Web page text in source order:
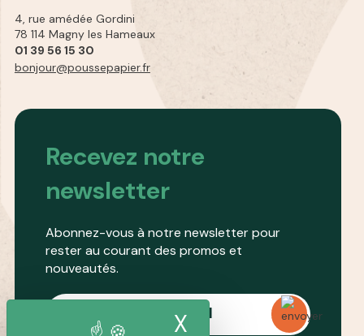
X Masquer le
4, rue amédée Gordini
78 114 Magny les Hameaux
01 39 56 15 30
bonjour@poussepapier.fr
Recevez notre
newsletter
Abonnez-vous à notre newsletter pour
rester au courant des promos et
nouveautés.